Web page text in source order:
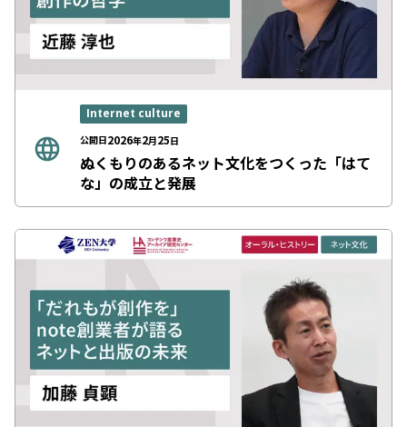
Internet culture
公開日2026年2月25日
ぬくもりのあるネット文化をつくった「はて
な」の成立と発展